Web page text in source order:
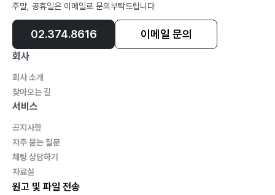
주말, 공휴일은 이메일로 문의부탁드립니다
02.374.8616 이메일 문의
회사
회사 소개
찾아오는 길
서비스
공지사항
자주 묻는 질문
채팅 상담하기
자료실
원고 및 파일 전송